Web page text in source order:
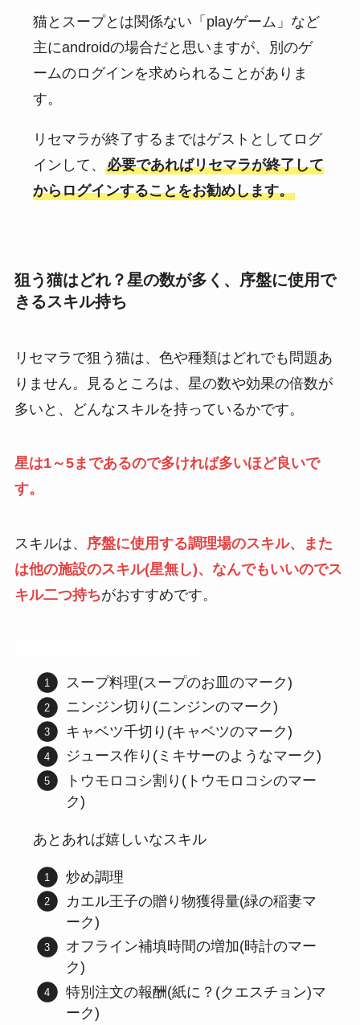
猫とスープとは関係ない「playゲーム」など
主にandroidの場合だと思いますが、別のゲ
ームのログインを求められることがありま
す。
リセマラが終了するまではゲストとしてログ
インして、必要であればリセマラが終了して
からログインすることをお勧めします。
狙う猫はどれ？星の数が多く、序盤に使用で
きるスキル持ち
リセマラで狙う猫は、色や種類はどれでも問題あ
りません。見るところは、星の数や効果の倍数が
多いと、どんなスキルを持っているかです。
星は1～5まであるので多ければ多いほど良いで
す。
スキルは、 序盤に使用する調理場のスキル、また
は他の施設のスキル(星無し)、なんでもいいのでス
キル二つ持ちがおすすめです。
スープ料理(スープのお皿のマーク)
ニンジン切り(ニンジンのマーク)
キャベツ千切り(キャベツのマーク)
ジュース作り(ミキサーのようなマーク)
トウモロコシ割り(トウモロコシのマー
ク)
あとあれば嬉しいなスキル
炒め調理
カエル王子の贈り物獲得量(緑の稲妻マ
ーク)
オフライン補填時間の増加(時計のマー
ク)
特別注文の報酬(紙に？(クエスチョン)マ
ーク)